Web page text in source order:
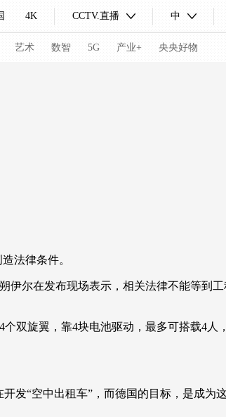
4K CCTV.直播 中
艺术 数智 5G 产业+ 央央好物
综合体育
法律条件。
在发布现场表示，相关法律不能等到
旋翼，靠4块电池驱动，最多可搭载4人
“空中出租车”，而德国的目标，是成为这